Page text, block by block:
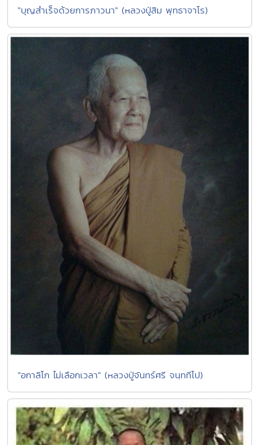
"บุญสำเร็จด้วยการภาวนา" (หลวงปู่สิม พุทธาจาโร)
"อกาลิโก ไม่เลือกเวลา" (หลวงปู่จันทร์ศรี จนฺททีโป)